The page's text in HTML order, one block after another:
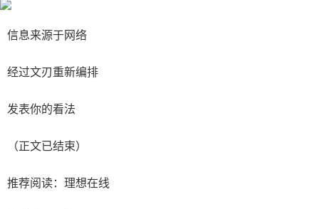
信息来源于网络
经过文刃重新编排
发表你的看法
（正文已结束）
推荐阅读： 理想在线